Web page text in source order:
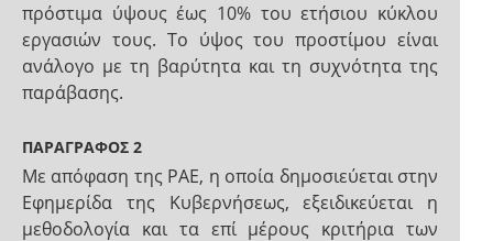
πρόστιμα ύψους έως 10% του ετήσιου κύκλου
εργασιών τους. Το ύψος του προστίμου είναι
ανάλογο με τη βαρύτητα και τη συχνότητα της
παράβασης.
ΠΑΡΑΓΡΑΦΟΣ 2
Με απόφαση της ΡΑΕ, η οποία δημοσιεύεται στην
Εφημερίδα της Κυβερνήσεως, εξειδικεύεται η
μεθοδολογία και τα επί μέρους κριτήρια των